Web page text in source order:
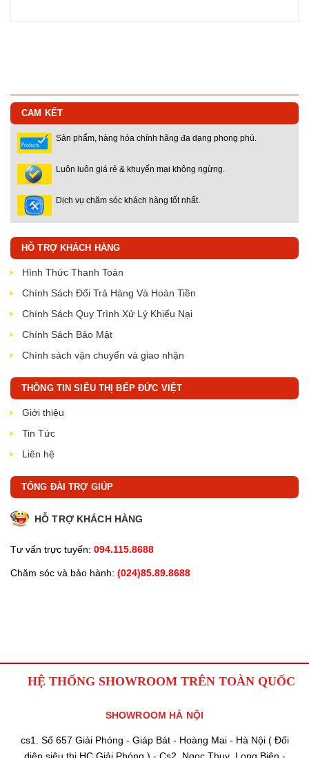
CAM KẾT
Sản phẩm, hàng hóa chính hãng đa dạng phong phú.
Luôn luôn giá rẻ & khuyến mại không ngừng.
Dịch vụ chăm sóc khách hàng tốt nhất.
HỖ TRỢ KHÁCH HÀNG
Hình Thức Thanh Toán
Chính Sách Đổi Trả Hàng Và Hoàn Tiền
Chính Sách Quy Trình Xử Lý Khiếu Nại
Chính Sách Bảo Mật
Chính sách vận chuyển và giao nhận
THÔNG TIN SIÊU THỊ BẾP ĐỨC VIỆT
Giới thiệu
Tin Tức
Liên hệ
TỔNG ĐÀI TRỢ GIÚP
HỖ TRỢ KHÁCH HÀNG
Tư vấn trực tuyến: 094.115.8688
Chăm sóc và bảo hành: (024)85.89.8688
HỆ THỐNG SHOWROOM TRÊN TOÀN QUỐC
SHOWROOM HÀ NỘI
cs1. Số 657 Giải Phóng - Giáp Bát - Hoàng Mai - Hà Nội ( Đối